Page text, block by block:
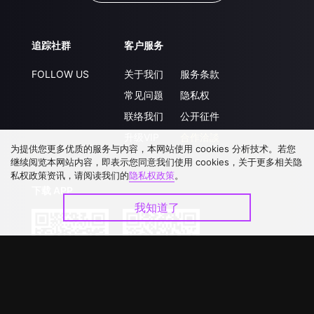
追踪社群
FOLLOW US
客户服务
关于我们
常见问题
联络我们
服务条款
隐私权
公开征件
为提供您更多优质的服务与内容，本网站使用 cookies 分析技术。若您
继续阅览本网站内容，即表示您同意我们使用 cookies，关于更多相关隐
私权政策资讯，请阅读我们的隐私权政策。
我知道了